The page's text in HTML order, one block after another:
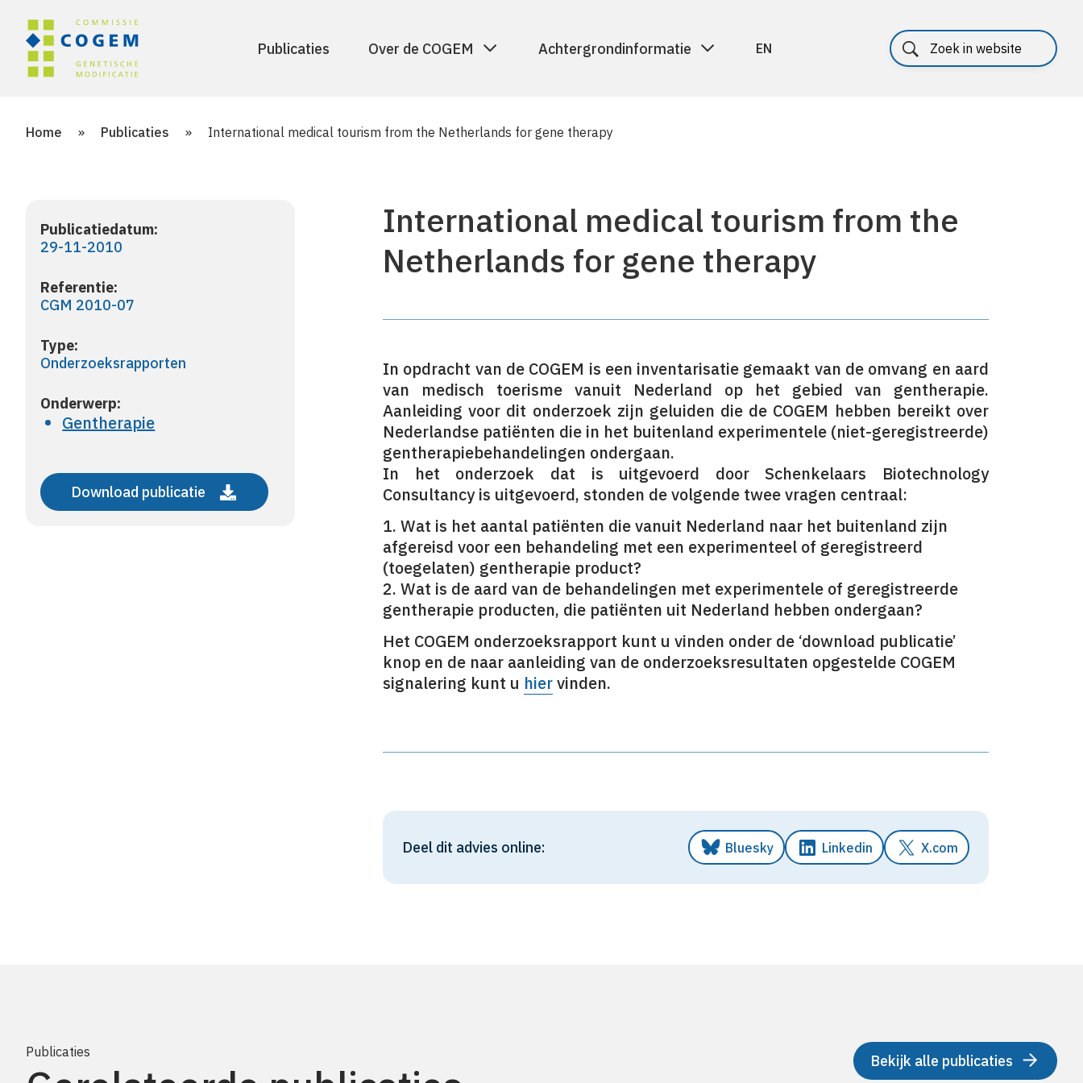
Publicaties Over de COGEM Achtergrondinformatie EN
Home » Publicaties » International medical tourism from the Netherlands for gene therapy
Publicatiedatum:
29-11-2010
Referentie:
CGM 2010-07
Type:
Onderzoeksrapporten
Onderwerp:
Gentherapie
Download publicatie
International medical tourism from the
Netherlands for gene therapy
In opdracht van de COGEM is een inventarisatie gemaakt van de omvang en aard
van medisch toerisme vanuit Nederland op het gebied van gentherapie.
Aanleiding voor dit onderzoek zijn geluiden die de COGEM hebben bereikt over
Nederlandse patiënten die in het buitenland experimentele (niet-geregistreerde)
gentherapiebehandelingen ondergaan.
In het onderzoek dat is uitgevoerd door Schenkelaars Biotechnology
Consultancy is uitgevoerd, stonden de volgende twee vragen centraal:
1. Wat is het aantal patiënten die vanuit Nederland naar het buitenland zijn
afgereisd voor een behandeling met een experimenteel of geregistreerd
(toegelaten) gentherapie product?
2. Wat is de aard van de behandelingen met experimentele of geregistreerde
gentherapie producten, die patiënten uit Nederland hebben ondergaan?
Het COGEM onderzoeksrapport kunt u vinden onder de ‘download publicatie’
knop en de naar aanleiding van de onderzoeksresultaten opgestelde COGEM
signalering kunt u hiervinden.
Deel dit advies online: Bluesky Linkedin X.com
Publicaties Bekijk alle publicaties